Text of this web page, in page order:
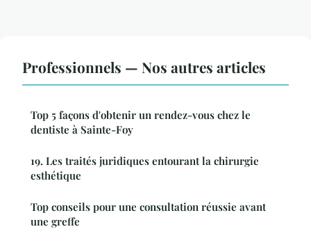
Professionnels — Nos autres articles
Top 5 façons d'obtenir un rendez-vous chez le
dentiste à Sainte-Foy
19. Les traités juridiques entourant la chirurgie
esthétique
Top conseils pour une consultation réussie avant
une greffe